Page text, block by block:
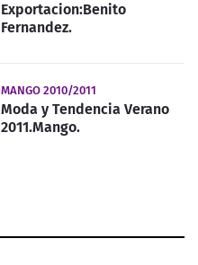
Exportacion:Benito
Fernandez.
MANGO 2010/2011
Moda y Tendencia Verano
2011.Mango.